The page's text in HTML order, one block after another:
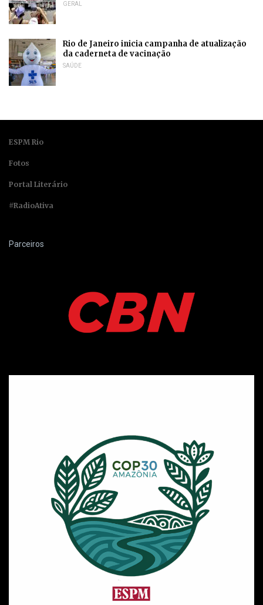
GERAL
Rio de Janeiro inicia campanha de atualização
da caderneta de vacinação
SAÚDE
ESPM Rio
Fotos
Portal Literário
#RadioAtiva
Parceiros